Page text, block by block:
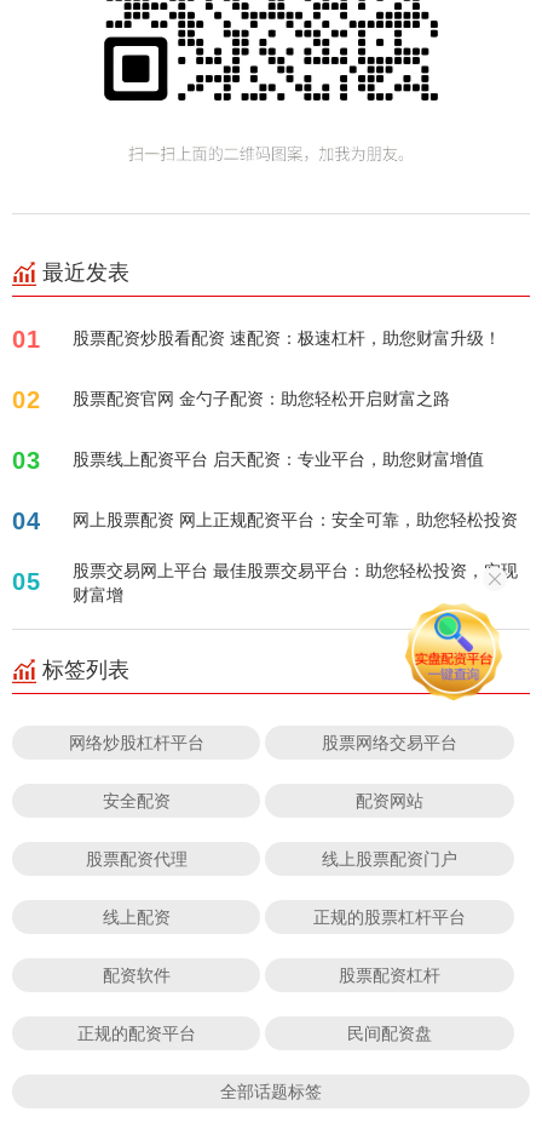
最近发表
01 股票配资炒股看配资 速配资：极速杠杆，助您财富升级！
02 股票配资官网 金勺子配资：助您轻松开启财富之路
03 股票线上配资平台 启天配资：专业平台，助您财富增值
04 网上股票配资 网上正规配资平台：安全可靠，助您轻松投资
05
股票交易网上平台 最佳股票交易平台：助您轻松投资，实现
财富增
标签列表
网络炒股杠杆平台 股票网络交易平台
安全配资 配资网站
股票配资代理 线上股票配资门户
线上配资 正规的股票杠杆平台
配资软件 股票配资杠杆
正规的配资平台 民间配资盘
全部话题标签